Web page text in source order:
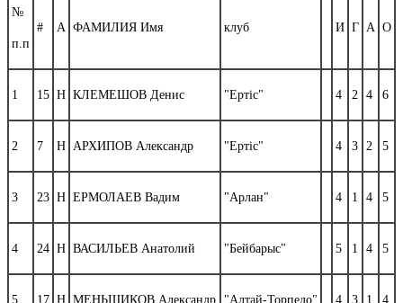
№
п.п
# А ФАМИЛИЯ Имя клуб И Г А О
1 15 Н КЛЕМЕШОВ Денис "Ертiс" 4 2 4 6
2 7 Н АРХИПОВ Александр "Ертiс" 4 3 2 5
3 23 Н ЕРМОЛАЕВ Вадим "Арлан" 4 1 4 5
4 24 Н ВАСИЛЬЕВ Анатолий "Бейбарыс" 5 1 4 5
5 17 Н МЕНЬЩИКОВ Александр "Алтай-Торпедо" 4 3 1 4